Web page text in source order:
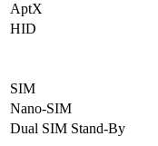
AptX
HID
SIM
Nano-SIM
Dual SIM Stand-By